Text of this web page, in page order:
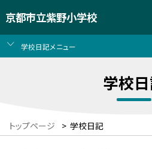
京都市立紫野小学校
学校日記メニュー
学校
トップページ > 学校日記